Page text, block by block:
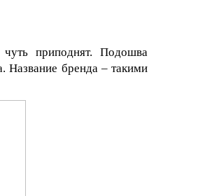
приподнят. Подошва
Название бренда – такими